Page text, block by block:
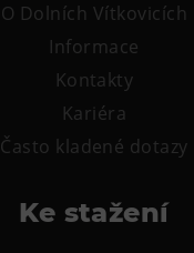
O Dolních Vítkovicích
Informace
Kontakty
Kariéra
Často kladené dotazy
Ke stažení